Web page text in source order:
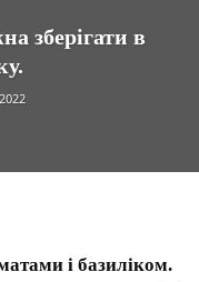
зберігати в
і базиліком.